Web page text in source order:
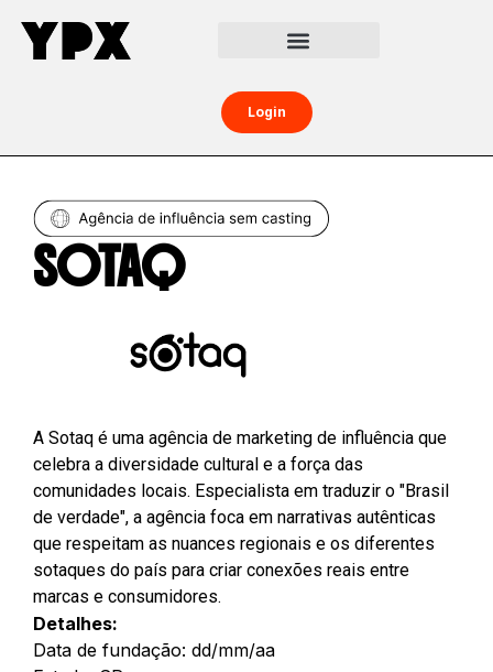
Login
SOTAQ
A Sotaq é uma agência de marketing de influência que
celebra a diversidade cultural e a força das
comunidades locais. Especialista em traduzir o "Brasil
de verdade", a agência foca em narrativas autênticas
que respeitam as nuances regionais e os diferentes
sotaques do país para criar conexões reais entre
marcas e consumidores.
Detalhes:
Data de fundação: dd/mm/aa